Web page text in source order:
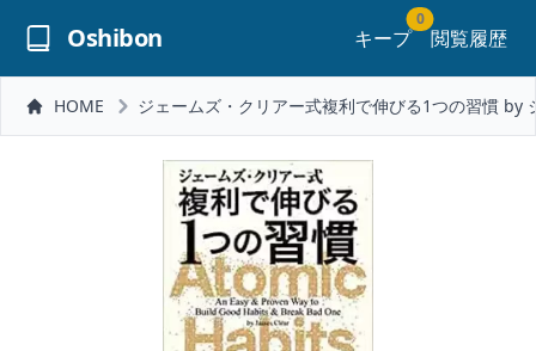
Oshibon キープ
0
閲覧履歴
HOME ジェームズ・クリアー式複利で伸びる1つの習慣 by